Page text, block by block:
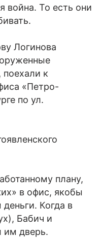
война. То есть они
Логинова
к
«Петро-
по ул.
плану,
в офис, якобы
Когда в
Бабич и
им дверь.